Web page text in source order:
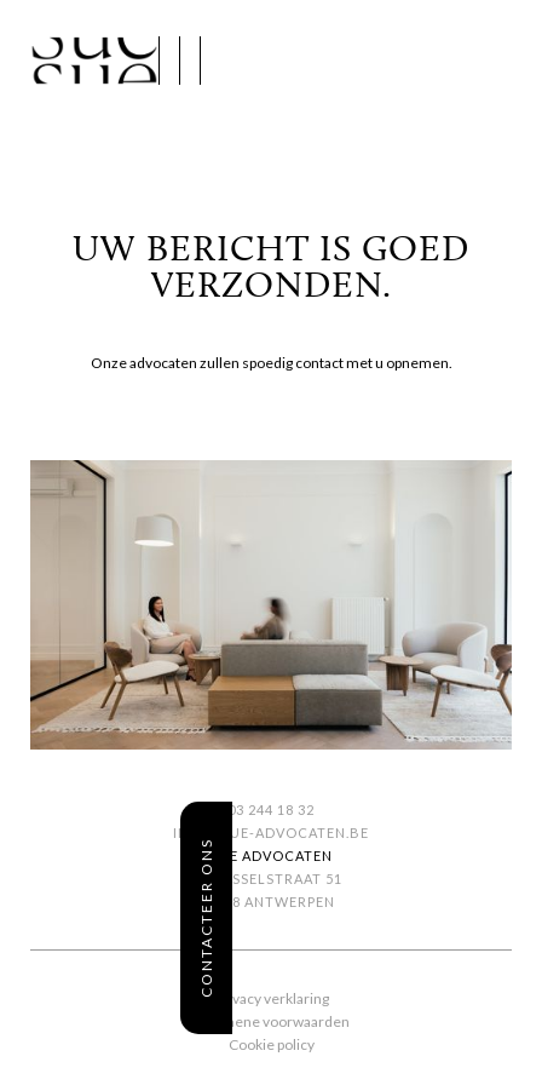
UW BERICHT IS GOED
VERZONDEN.
Onze advocaten zullen spoedig contact met u opnemen.
CONTACTEER ONS
03 244 18 32
INFO@SUE-ADVOCATEN.BE
SUE ADVOCATEN
BRUSSELSTRAAT 51
2018 ANTWERPEN
Privacy verklaring
Algemene voorwaarden
Cookie policy